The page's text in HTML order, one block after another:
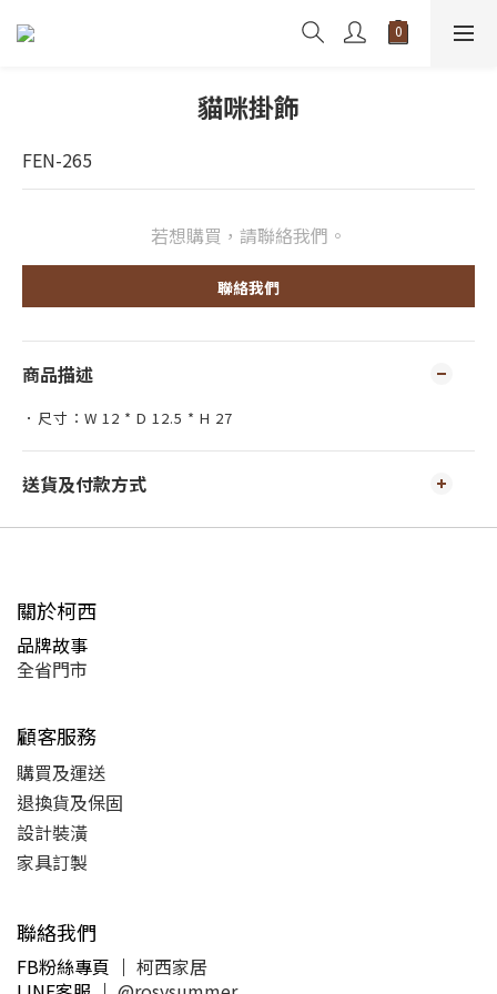
貓咪掛飾
FEN-265
若想購買，請聯絡我們。
聯絡我們
商品描述
．尺寸：W 12 * D 12.5 * H 27
送貨及付款方式
關於柯西
品牌故事
全省門市
顧客服務
購買及運送
退換貨及保固
設計裝潢
家具訂製
聯絡我們
FB粉絲專頁 ｜ 柯西家居